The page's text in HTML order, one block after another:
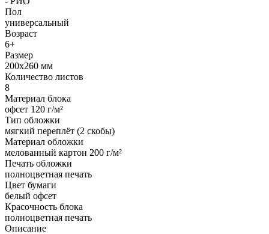
Пол
универсальный
Возраст
6+
Размер
200х260 мм
Количество листов
8
Материал блока
офсет 120 г/м²
Тип обложки
мягкий переплёт (2 скобы)
Материал обложки
мелованный картон 200 г/м²
Печать обложки
полноцветная печать
Цвет бумаги
белый офсет
Красочность блока
полноцветная печать
Описание